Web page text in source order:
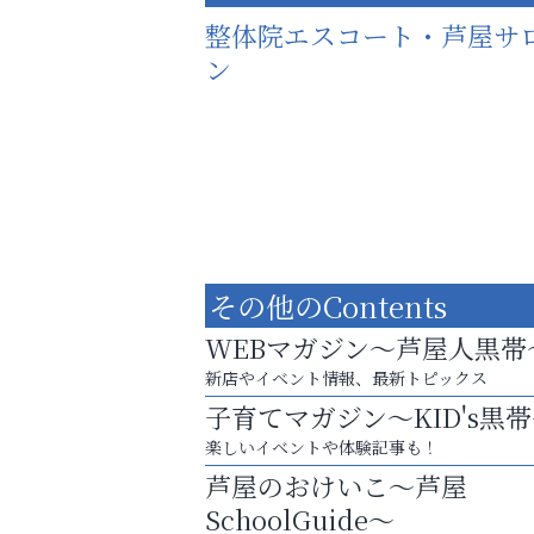
整体院エスコート・芦屋サ
ン
猫背･側弯、背骨の歪みを
整えませんか？
その他のContents
WEBマガジン～芦屋人黒帯
新店やイベント情報、最新トピックス
子育てマガジン～KID's黒
楽しいイベントや体験記事も！
芦屋のおけいこ～芦屋
SchoolGuide～